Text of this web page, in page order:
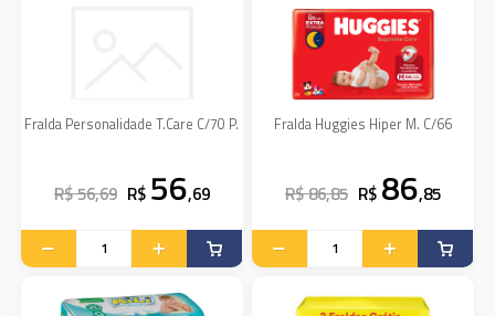
Fralda Personalidade T.Care C/70 P.
R$ 56,69 R$ 56,69
Fralda Huggies Hiper M. C/66
R$ 86,85 R$ 86,85